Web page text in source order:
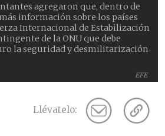
EFE
agregaron que, dentro de
información sobre los países
Internacional de Estabilización
de la ONU que debe
la seguridad y desmilitarización
Llévatelo: